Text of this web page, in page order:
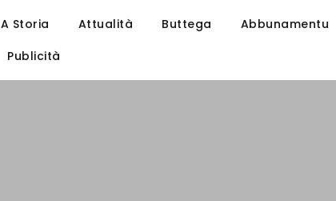
A Storia Attualità Buttega
Abbunamentu
Publicità